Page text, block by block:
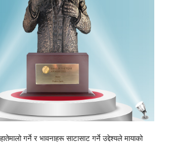
गर्ने र भावनाहरू साटासाट गर्ने उद्देश्यले मायाको